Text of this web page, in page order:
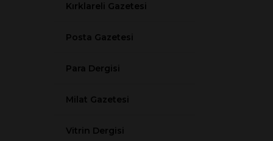
Kırklareli Gazetesi
Posta Gazetesi
Para Dergisi
Milat Gazetesi
Vitrin Dergisi